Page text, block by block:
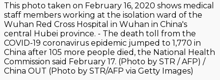
This photo taken on February 16, 2020 shows medical
staff members working at the isolation ward of the
Wuhan Red Cross Hospital in Wuhan in China's
central Hubei province. - The death toll from the
COVID-19 coronavirus epidemic jumped to 1,770 in
China after 105 more people died, the National Health
Commission said February 17. (Photo by STR / AFP) /
China OUT (Photo by STR/AFP via Getty Images)